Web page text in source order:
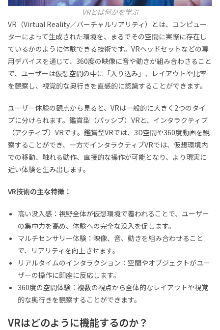
VRとは何かを学ぶ
VR（Virtual Reality／バーチャルリアリティ）とは、コンピュー
ターによって生成された環境を、まるでその空間に実際に存在し
ているかのように体験できる技術です。VRヘッドセットなどの専
用デバイスを通じて、360度の映像に音や動きが組み合わさること
で、ユーザーは仮想空間の中に「入り込み」、レイアウトや比率
を観察し、視覚的な奥行きを直感的に認識することができます。
ユーザー体験の観点から見ると、VRは一般的に大きく2つのタイ
プに分けられます。鑑賞型（パッシブ）VRと、インタラクティブ
（アクティブ）VRです。鑑賞型VRでは、3D空間や360度動画を観
察することができ、一方でインタラクティブVRでは、仮想環境内
での移動、触れる動作、直接的な操作が可能となり、より現実に
近い体験を生み出します。
VR技術の主な特徴：
高い没入感：視野全体が仮想環境で覆われることで、ユーザー
の集中力を高め、体験への完全な没入を促します。
マルチセンサリー体験：映像、音、動きを組み合わせること
で、リアリティを向上させます。
リアルタイムのインタラクション：空間やオブジェクトがユー
ザーの操作に即座に反応します。
360度の空間体験：複数の視点から全体的なレイアウトや視覚
的な奥行きを観察することができます。
VRはどのように機能するのか？